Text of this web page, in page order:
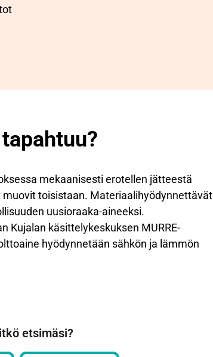
mekaanisesti erotellen jätteestä
toisistaan. Materiaalihyödynnettävät
uusioraaka-aineeksi.
Kujalan käsittelykeskuksen MURRE-
hyödynnetään sähkön ja lämmön
etsimäsi?